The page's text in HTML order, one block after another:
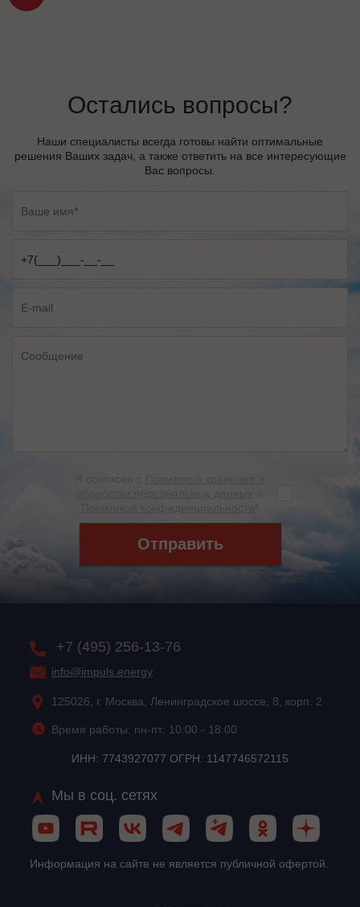
Остались вопросы?
Наши специалисты всегда готовы найти оптимальные
решения Ваших задач, а также ответить на все интересующие
Вас вопросы.
Отправить
+7 (495) 256-13-76
info@impuls.energy
125026, г. Москва, Ленинградское шоссе, 8, корп. 2
Время работы: пн-пт: 10:00 - 18:00
ИНН: 7743927077 ОГРН: 1147746572115
Мы в соц. сетях
Информация на сайте не является публичной офертой.